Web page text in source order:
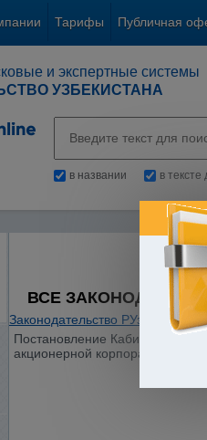
Тарифы Публичная
и экспертные системы
УЗБЕКИСТАНА
в названии в тексте
ВСЕ
Законодательство РУз
Постановление Кабинета
акционерной корпорации